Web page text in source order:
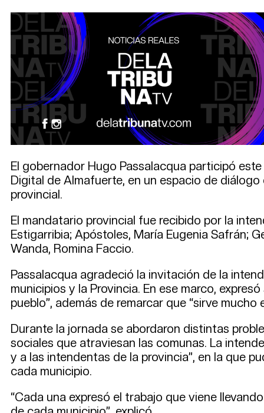
El gobernador Hugo Passalacqua participó
Digital de Almafuerte, en un espacio de
provincial.
El mandatario provincial fue recibido por la
Estigarribia; Apóstoles, María Eugenia Safrán;
Wanda, Romina Faccio.
Passalacqua agradeció la invitación de la
municipios y la Provincia. En ese marco,
pueblo”, además de remarcar que “sirve mucho
Durante la jornada se abordaron distintas
sociales que atraviesan las comunas. La
y a las intendentas de la provincia”, en la que
cada municipio.
“Cada una expresó el trabajo que viene